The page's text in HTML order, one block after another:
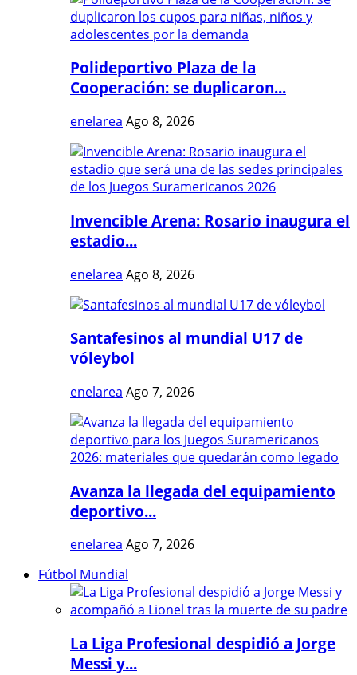
Polideportivo Plaza de la
Cooperación: se duplicaron...
enelarea Ago 8, 2026
Invencible Arena: Rosario inaugura el
estadio...
enelarea Ago 8, 2026
Santafesinos al mundial U17 de
vóleybol
enelarea Ago 7, 2026
Avanza la llegada del equipamiento
deportivo...
enelarea Ago 7, 2026
Fútbol Mundial
La Liga Profesional despidió a Jorge
Messi y...